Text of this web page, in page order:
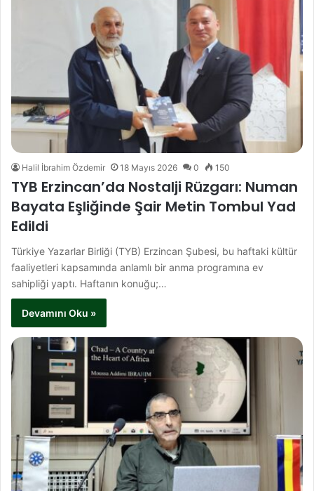
Halil İbrahim Özdemir 18 Mayıs 2026 0 150
TYB Erzincan’da Nostalji Rüzgarı: Numan
Bayata Eşliğinde Şair Metin Tombul Yad
Edildi
Türkiye Yazarlar Birliği (TYB) Erzincan Şubesi, bu haftaki kültür
faaliyetleri kapsamında anlamlı bir anma programına ev
sahipliği yaptı. Haftanın konuğu;…
Devamını Oku »